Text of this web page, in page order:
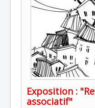
Exposition :
associatif"